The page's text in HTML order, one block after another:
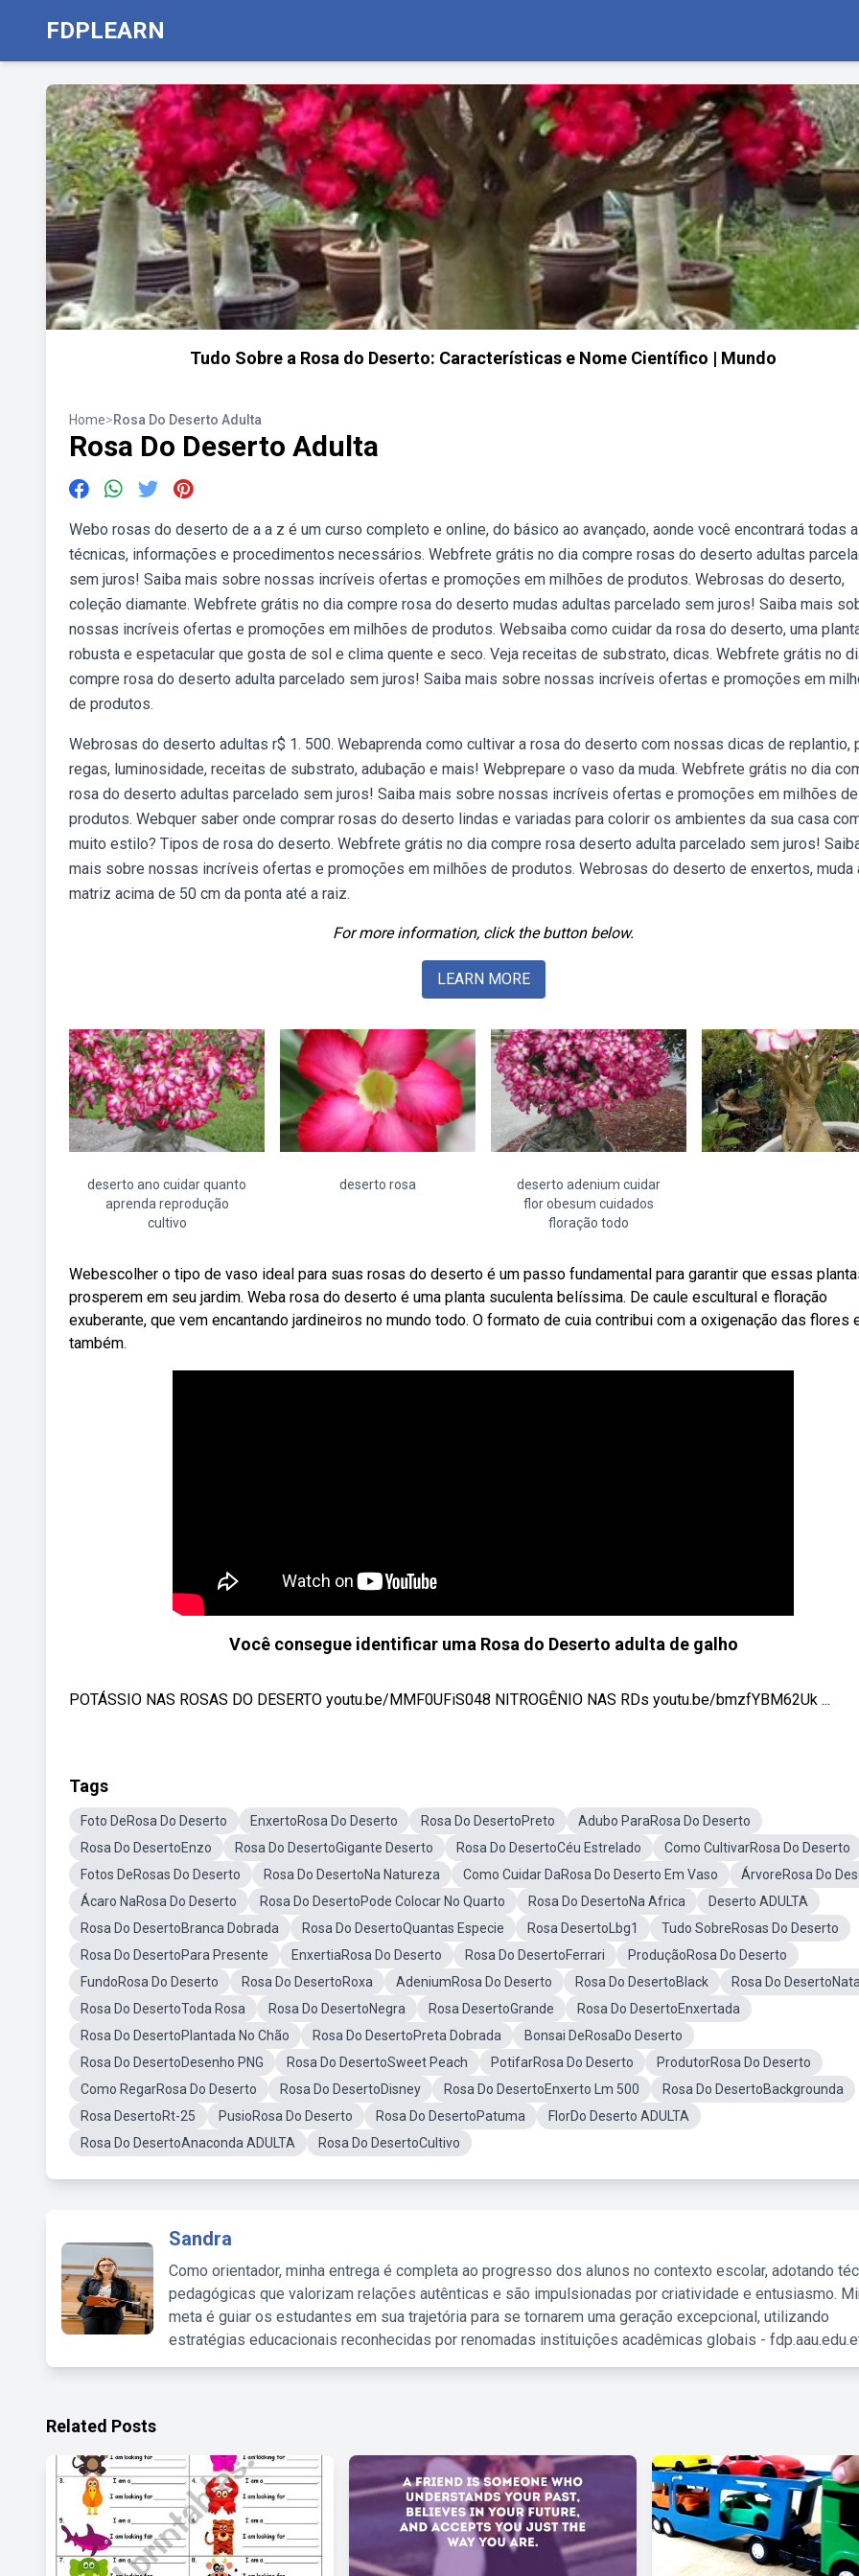
FDPLEARN
Tudo Sobre a Rosa do Deserto: Características e Nome Científico | Mundo
Home>Rosa Do Deserto Adulta
Rosa Do Deserto Adulta
Webo rosas do deserto de a a z é um curso completo e online, do básico ao avançado, aonde você encontrará todas
técnicas, informações e procedimentos necessários. Webfrete grátis no dia compre rosas do deserto adultas
sem juros! Saiba mais sobre nossas incríveis ofertas e promoções em milhões de produtos. Webrosas do deserto,
coleção diamante. Webfrete grátis no dia compre rosa do deserto mudas adultas parcelado sem juros! Saiba mais
nossas incríveis ofertas e promoções em milhões de produtos. Websaiba como cuidar da rosa do deserto, uma
robusta e espetacular que gosta de sol e clima quente e seco. Veja receitas de substrato, dicas. Webfrete grátis no
compre rosa do deserto adulta parcelado sem juros! Saiba mais sobre nossas incríveis ofertas e promoções em
de produtos.
Webrosas do deserto adultas r$ 1. 500. Webaprenda como cultivar a rosa do deserto com nossas dicas de replantio,
regas, luminosidade, receitas de substrato, adubação e mais! Webprepare o vaso da muda. Webfrete grátis no dia
rosa do deserto adultas parcelado sem juros! Saiba mais sobre nossas incríveis ofertas e promoções em milhões de
produtos. Webquer saber onde comprar rosas do deserto lindas e variadas para colorir os ambientes da sua casa
muito estilo? Tipos de rosa do deserto. Webfrete grátis no dia compre rosa deserto adulta parcelado sem juros!
mais sobre nossas incríveis ofertas e promoções em milhões de produtos. Webrosas do deserto de enxertos, muda
matriz acima de 50 cm da ponta até a raiz.
For more information, click the button below.
LEARN MORE
deserto ano cuidar quanto
aprenda reprodução
cultivo
deserto rosa
deserto adenium cuidar
flor obesum cuidados
floração todo
Webescolher o tipo de vaso ideal para suas rosas do deserto é um passo fundamental para garantir que essas
prosperem em seu jardim. Weba rosa do deserto é uma planta suculenta belíssima. De caule escultural e floração
exuberante, que vem encantando jardineiros no mundo todo. O formato de cuia contribui com a oxigenação das flores
também.
Você consegue identificar uma Rosa do Deserto adulta de galho
POTÁSSIO NAS ROSAS DO DESERTO youtu.be/MMF0UFiS048 NITROGÊNIO NAS RDs youtu.be/bmzfYBM62Uk ...
Tags
Foto DeRosa Do Deserto EnxertoRosa Do Deserto Rosa Do DesertoPreto
Adubo ParaRosa Do Deserto
Rosa Do DesertoEnzo
Rosa Do DesertoGigante Deserto Rosa Do DesertoCéu Estrelado
Como CultivarRosa Do Deserto
Fotos DeRosas Do Deserto
Rosa Do DesertoNa Natureza Como Cuidar DaRosa Do Deserto Em Vaso
ÁrvoreRosa Do
Ácaro NaRosa Do Deserto
Rosa Do DesertoPode Colocar No Quarto Rosa Do DesertoNa Africa
Deserto ADULTA
Rosa Do DesertoBranca Dobrada
Rosa Do DesertoQuantas Especie Rosa DesertoLbg1
Tudo SobreRosas Do Deserto
Rosa Do DesertoPara Presente
EnxertiaRosa Do Deserto Rosa Do DesertoFerrari
ProduçãoRosa Do Deserto
FundoRosa Do Deserto
Rosa Do DesertoRoxa AdeniumRosa Do Deserto Rosa Do DesertoBlack
Rosa Do
Rosa Do DesertoToda Rosa
Rosa Do DesertoNegra Rosa DesertoGrande
Rosa Do DesertoEnxertada
Rosa Do DesertoPlantada No Chão
Rosa Do DesertoPreta Dobrada
Bonsai DeRosaDo Deserto
Rosa Do DesertoDesenho PNG
Rosa Do DesertoSweet Peach PotifarRosa Do Deserto
ProdutorRosa Do Deserto
Como RegarRosa Do Deserto
Rosa Do DesertoDisney Rosa Do DesertoEnxerto Lm 500
Rosa Do DesertoBackgrounda
Rosa DesertoRt-25
PusioRosa Do Deserto Rosa Do DesertoPatuma
FlorDo Deserto ADULTA
Rosa Do DesertoAnaconda ADULTA
Rosa Do DesertoCultivo
Sandra
Como orientador, minha entrega é completa ao progresso dos alunos no contexto escolar, adotando
pedagógicas que valorizam relações autênticas e são impulsionadas por criatividade e entusiasmo.
meta é guiar os estudantes em sua trajetória para se tornarem uma geração excepcional, utilizando
estratégias educacionais reconhecidas por renomadas instituições acadêmicas globais -
Related Posts